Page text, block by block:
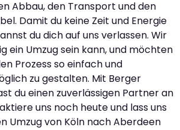
Abbau, den Transport und den
Damit du keine Zeit und Energie
du dich auf uns verlassen. Wir
ein Umzug sein kann, und möchten
Prozess so einfach und
zu gestalten. Mit Berger
du einen zuverlässigen Partner an
uns noch heute und lass uns
Umzug von Köln nach Aberdeen